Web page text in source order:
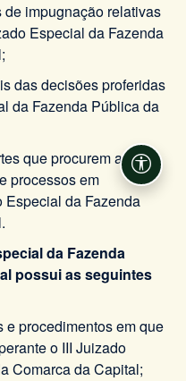
de impugnação relativas
Especial da Fazenda
das decisões proferidas
da Fazenda Pública da
que procurem a
processos em
Especial da Fazenda
da Fazenda
possui as seguintes
e procedimentos em que
o III Juizado
Comarca da Capital;